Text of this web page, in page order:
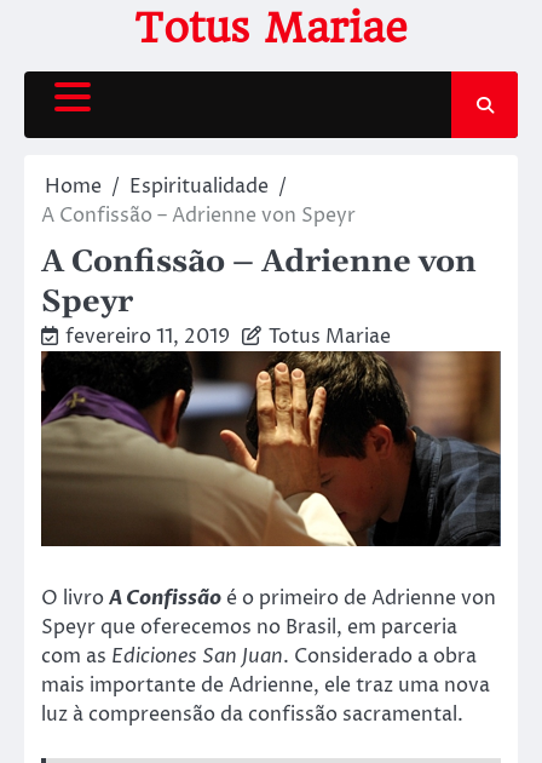
content
Totus Mariae
Home
Espiritualidade
A Confissão – Adrienne von Speyr
A Confissão – Adrienne von
Speyr
fevereiro 11, 2019 Totus Mariae
O livroA Confissão é o primeiro de Adrienne von
Speyr que oferecemos no Brasil, em parceria
com as Ediciones San Juan. Considerado a obra
mais importante de Adrienne, ele traz uma nova
luz à compreensão da confissão sacramental.